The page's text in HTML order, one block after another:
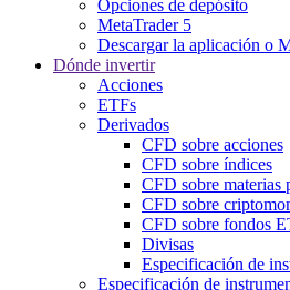
Opciones de depósito
MetaTrader 5
Descargar la aplicación o
Dónde invertir
Acciones
ETFs
Derivados
CFD sobre acciones
CFD sobre índices
CFD sobre materias
CFD sobre
CFD sobre fondos
Divisas
Especificación de
Especificación de